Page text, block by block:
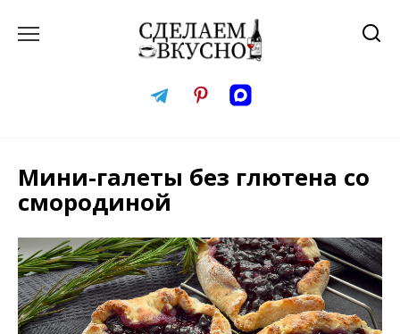
Мини-галеты без глютена со
смородиной